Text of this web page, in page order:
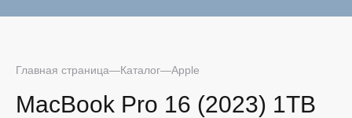
Главная страница Каталог Apple
MacBook Pro 16 (2023) 1TB